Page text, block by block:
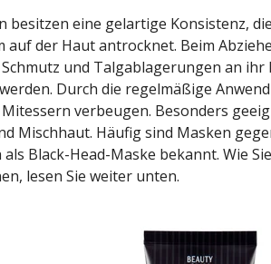
besitzen eine gelartige Konsistenz,
auf der Haut antrocknet. Beim
und Talgablagerungen an
Durch die regelmäßige
verbeugen. Besonders
Mischhaut. Häufig sind Masken
Black-Head-Maske bekannt. Wie
lesen Sie weiter unten.